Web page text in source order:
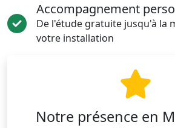
Accompagnement
De l'étude gratuite jusqu'à la
votre installation
Notre présence en